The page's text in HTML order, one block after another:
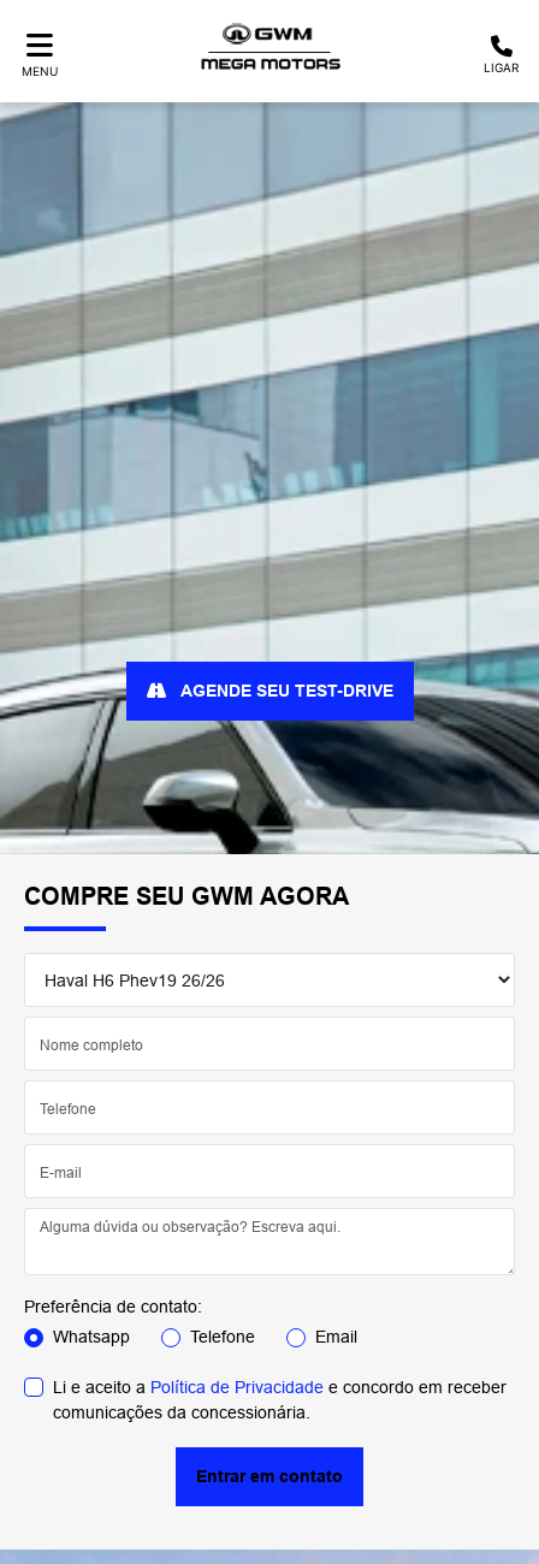
MENU LIGAR
COMPRE SEU GWM AGORA
Preferência de contato:
Whatsapp
Telefone Email
Li e aceito a Política de Privacidade e concordo em receber
comunicações da concessionária.
Entrar em contato
AGENDE SEU TEST-DRIVE